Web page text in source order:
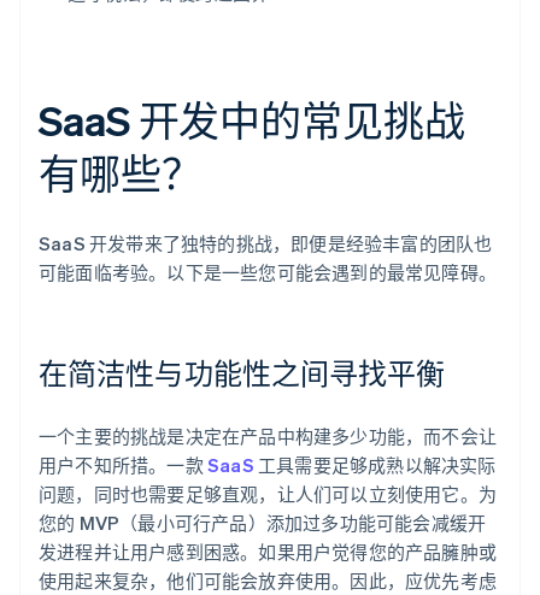
SaaS 开发中的常见挑战
有哪些？
SaaS 开发带来了独特的挑战，即便是经验丰富的团队也
可能面临考验。以下是一些您可能会遇到的最常见障碍。
在简洁性与功能性之间寻找平衡
一个主要的挑战是决定在产品中构建多少功能，而不会让
用户不知所措。一款SaaS 工具需要足够成熟以解决实际
问题，同时也需要足够直观，让人们可以立刻使用它。为
您的 MVP（最小可行产品）添加过多功能可能会减缓开
发进程并让用户感到困惑。如果用户觉得您的产品臃肿或
使用起来复杂，他们可能会放弃使用。因此，应优先考虑